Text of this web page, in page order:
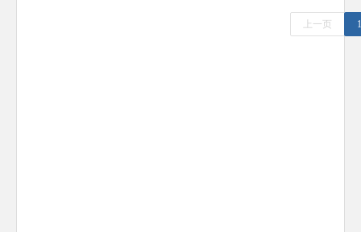
上一页 1